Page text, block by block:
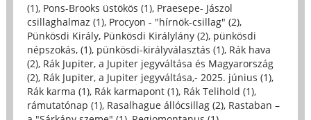
(1), Pons-Brooks üstökös (1), Praesepe- Jászol
csillaghalmaz (1), Procyon - "hírnök-csillag" (2),
Pünkösdi Király, Pünkösdi Királylány (2), pünkösdi
népszokás, (1), pünkösdi-királyválasztás (1), Rák hava
(2), Rák Jupiter, a Jupiter jegyváltása és Magyarország
(2), Rák Jupiter, a Jupiter jegyváltása,- 2025. június (1),
Rák karma (1), Rák karmapont (1), Rák Telihold (1),
rámutatónap (1), Rasalhague állócsillag (2), Rastaban –